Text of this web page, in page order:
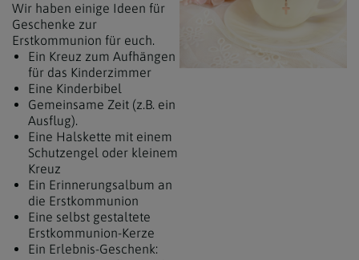
Wir haben einige Ideen für
Geschenke zur
Erstkommunion für euch.
Ein Kreuz zum Aufhängen
für das Kinderzimmer
Eine Kinderbibel
Gemeinsame Zeit (z.B. ein
Ausflug).
Eine Halskette mit einem
Schutzengel oder kleinem
Kreuz
Ein Erinnerungsalbum an
die Erstkommunion
Eine selbst gestaltete
Erstkommunion-Kerze
Ein Erlebnis-Geschenk: